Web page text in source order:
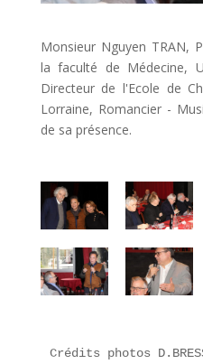
Monsieur Nguyen TRAN,
la faculté de Médecine,
Directeur de l'Ecole de
Lorraine, Romancier -
de sa présence.
Crédits photos